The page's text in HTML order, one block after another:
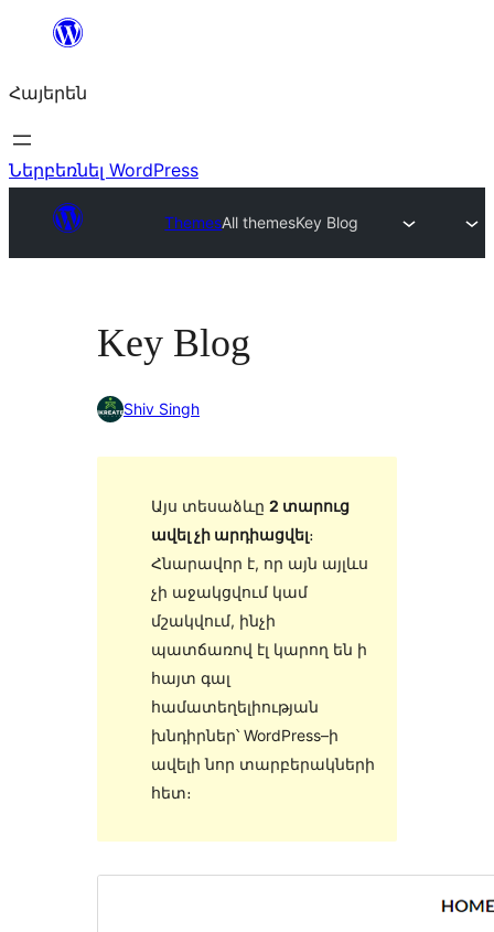
Անցնել
Հայերեն
Ներբեռնել WordPress
ThemesAll themesKey Blog
Key Blog
Shiv Singh
Այս տեսաձևը 2 տարուց
ավել չի արդիացվել։
Հնարավոր է, որ այն այլևս
չի աջակցվում կամ
մշակվում, ինչի
պատճառով էլ կարող են ի
հայտ գալ
համատեղելիության
խնդիրներ՝ WordPress–ի
ավելի նոր տարբերակների
հետ։